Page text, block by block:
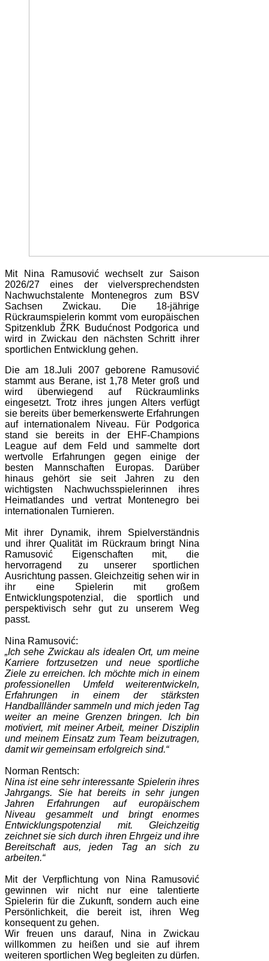
Mit Nina Ramusović wechselt zur Saison
2026/27 eines der vielversprechendsten
Nachwuchstalente Montenegros zum BSV
Sachsen Zwickau. Die 18-jährige
Rückraumspielerin kommt vom europäischen
Spitzenklub ŽRK Budućnost Podgorica und
wird in Zwickau den nächsten Schritt ihrer
sportlichen Entwicklung gehen.
Die am 18.Juli 2007 geborene Ramusović
stammt aus Berane, ist 1,78 Meter groß und
wird überwiegend auf Rückraumlinks
eingesetzt. Trotz ihres jungen Alters verfügt
sie bereits über bemerkenswerte Erfahrungen
auf internationalem Niveau. Für Podgorica
stand sie bereits in der EHF-Champions
League auf dem Feld und sammelte dort
wertvolle Erfahrungen gegen einige der
besten Mannschaften Europas. Darüber
hinaus gehört sie seit Jahren zu den
wichtigsten Nachwuchsspielerinnen ihres
Heimatlandes und vertrat Montenegro bei
internationalen Turnieren.
Mit ihrer Dynamik, ihrem Spielverständnis
und ihrer Qualität im Rückraum bringt Nina
Ramusović Eigenschaften mit, die
hervorragend zu unserer sportlichen
Ausrichtung passen. Gleichzeitig sehen wir in
ihr eine Spielerin mit großem
Entwicklungspotenzial, die sportlich und
perspektivisch sehr gut zu unserem Weg
passt.
Nina Ramusović:
„Ich sehe Zwickau als idealen Ort, um meine
Karriere fortzusetzen und neue sportliche
Ziele zu erreichen. Ich möchte mich in einem
professionellen Umfeld weiterentwickeln,
Erfahrungen in einem der stärksten
Handballländer sammeln und mich jeden Tag
weiter an meine Grenzen bringen. Ich bin
motiviert, mit meiner Arbeit, meiner Disziplin
und meinem Einsatz zum Team beizutragen,
damit wir gemeinsam erfolgreich sind.“
Norman Rentsch:
Nina ist eine sehr interessante Spielerin ihres
Jahrgangs. Sie hat bereits in sehr jungen
Jahren Erfahrungen auf europäischem
Niveau gesammelt und bringt enormes
Entwicklungspotenzial mit. Gleichzeitig
zeichnet sie sich durch ihren Ehrgeiz und ihre
Bereitschaft aus, jeden Tag an sich zu
arbeiten.“
Mit der Verpflichtung von Nina Ramusović
gewinnen wir nicht nur eine talentierte
Spielerin für die Zukunft, sondern auch eine
Persönlichkeit, die bereit ist, ihren Weg
konsequent zu gehen.
Wir freuen uns darauf, Nina in Zwickau
willkommen zu heißen und sie auf ihrem
weiteren sportlichen Weg begleiten zu dürfen.